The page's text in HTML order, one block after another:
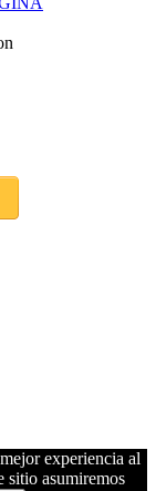
experiencia al
sitio asumiremos